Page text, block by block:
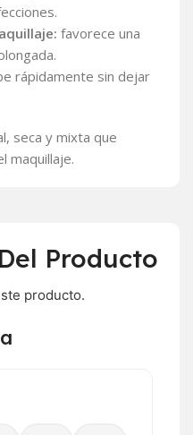
favorece una
rápidamente sin dejar
seca y mixta que
maquillaje.
Producto
producto.